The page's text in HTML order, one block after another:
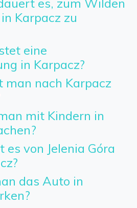
es, zum Wilden
Karpacz zu
eine
in Karpacz?
nach Karpacz
mit Kindern in
von Jelenia Góra
das Auto in